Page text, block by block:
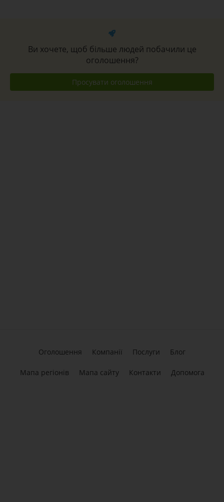
Ви хочете, щоб більше людей побачили це
оголошення?
Просувати оголошення
Оголошення Компанії Послуги Блог
Мапа регіонів Мапа сайту Контакти Допомога